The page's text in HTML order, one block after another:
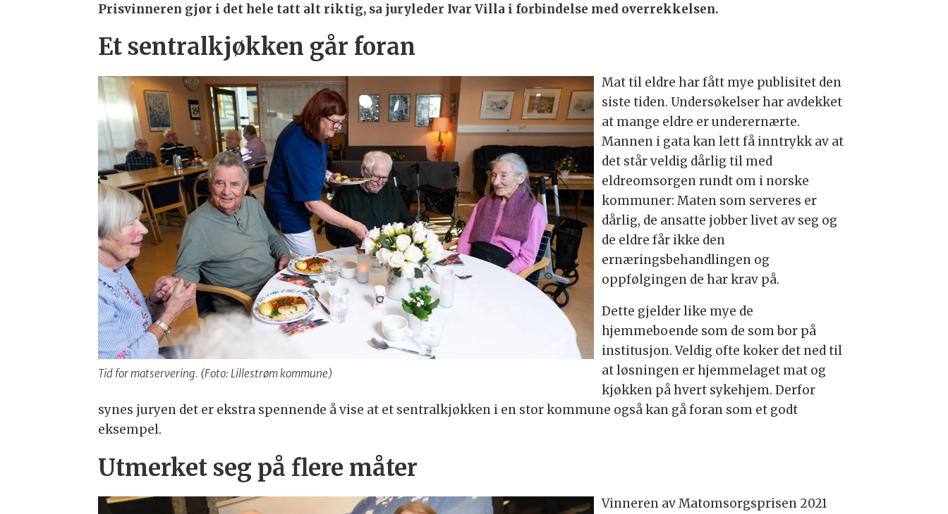
Prisvinneren gjør i det hele tatt alt riktig, sa juryleder Ivar Villa i forbindelse med overrekkelsen.
Et sentralkjøkken går foran
Tid for matservering. (Foto: Lillestrøm kommune)
Mat til eldre har fått mye publisitet den
siste tiden. Undersøkelser har avdekket
at mange eldre er underernærte.
Mannen i gata kan lett få inntrykk av at
det står veldig dårlig til med
eldreomsorgen rundt om i norske
kommuner: Maten som serveres er
dårlig, de ansatte jobber livet av seg og
de eldre får ikke den
ernæringsbehandlingen og
oppfølgingen de har krav på.
Dette gjelder like mye de
hjemmeboende som de som bor på
institusjon. Veldig ofte koker det ned til
at løsningen er hjemmelaget mat og
kjøkken på hvert sykehjem. Derfor
synes juryen det er ekstra spennende å vise at et sentralkjøkken i en stor kommune også kan gå foran som et godt
eksempel.
Utmerket seg på flere måter
Vinneren av Matomsorgsprisen 2021